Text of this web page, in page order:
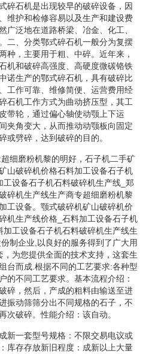
碎石机是出现较早的破碎设备，因
维护和检修容易以及生产和建设费
广泛地在道路桥梁、冶金、化工、
二、分类鄂式碎石机一般分为复摆
种，主要用于粗、中碎。近年来，
机和破碎高强度、高硬度微碳铬铁
诺生产的鄂式碎石机，具有破碎比
工作可靠、维修简便、运营费用经
石机工作方式为曲动挤压型，其工
带轮，通过偏心轴使动颚上下运
夹角变大，从而推动动颚板向固定
或劈碎，达到破碎的目的。
细磨粉机黎的明好，石子机二手矿
山破碎机价格石料加工设备石子机
设备石子机石料破碎机生产线_郑
碎机生产线生产商专超细磨粉机黎
工设备。颚式破碎机矿山破碎机价
机生产线价格_石料加工设备石子机
工设备石子机石料破碎机生产线生
制企业,以良好的服务得到了广大用
，为您提供全面的技术支持，这套生
台而成.根据不同的工艺要求:各种型
的不同工艺要求。基本流程介绍：
碎，然后，产成的粗料由输送至进
振动筛筛分出不同规格的石子，不
次破碎。性能介绍：该自动。
新一套型号规格：不限交易电议或
库存存放新旧程度：成新以上大量